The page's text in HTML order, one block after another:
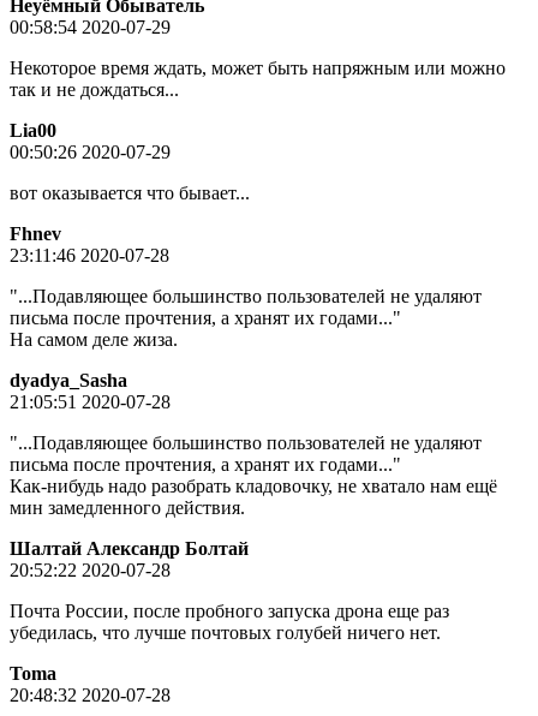
Неуёмный Обыватель
00:58:54 2020-07-29
Некоторое время ждать, может быть напряжным или можно
так и не дождаться...
Lia00
00:50:26 2020-07-29
вот оказывается что бывает...
Fhnev
23:11:46 2020-07-28
"...Подавляющее большинство пользователей не удаляют
письма после прочтения, а хранят их годами..."
На самом деле жиза.
dyadya_Sasha
21:05:51 2020-07-28
"...Подавляющее большинство пользователей не удаляют
письма после прочтения, а хранят их годами..."
Как-нибудь надо разобрать кладовочку, не хватало нам ещё
мин замедленного действия.
Шалтай Александр Болтай
20:52:22 2020-07-28
Почта России, после пробного запуска дрона еще раз
убедилась, что лучше почтовых голубей ничего нет.
Toma
20:48:32 2020-07-28